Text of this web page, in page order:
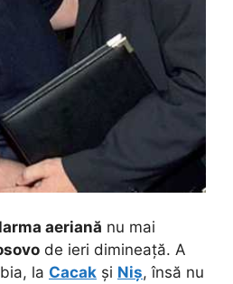
aeriană nu mai
de ieri dimineață. A
la Cacak și Niș, însă nu